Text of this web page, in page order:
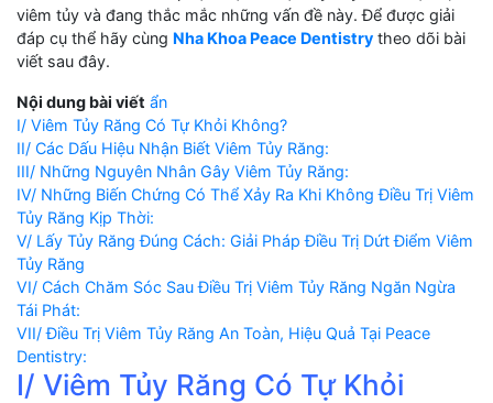
viêm tủy và đang thắc mắc những vấn đề này. Để được giải
đáp cụ thể hãy cùng Nha Khoa Peace Dentistry theo dõi bài
viết sau đây.
Nội dung bài viết ẩn
I/ Viêm Tủy Răng Có Tự Khỏi Không?
II/ Các Dấu Hiệu Nhận Biết Viêm Tủy Răng:
III/ Những Nguyên Nhân Gây Viêm Tủy Răng:
IV/ Những Biến Chứng Có Thể Xảy Ra Khi Không Điều Trị Viêm
Tủy Răng Kịp Thời:
V/ Lấy Tủy Răng Đúng Cách: Giải Pháp Điều Trị Dứt Điểm Viêm
Tủy Răng
VI/ Cách Chăm Sóc Sau Điều Trị Viêm Tủy Răng Ngăn Ngừa
Tái Phát:
VII/ Điều Trị Viêm Tủy Răng An Toàn, Hiệu Quả Tại Peace
Dentistry:
I/ Viêm Tủy Răng Có Tự Khỏi